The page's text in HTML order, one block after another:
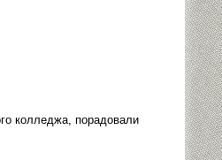
колледжа, порадовали